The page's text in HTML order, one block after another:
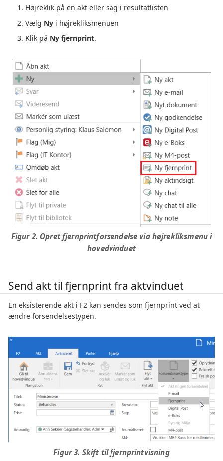
Højreklik på en akt eller sag i resultatlisten
Vælg Ny i højrekliksmenuen
Klik på Ny fjernprint.
Figur 2. Opret fjernprintforsendelse via højrekliksmenu i
hovedvinduet
Send akt til fjernprint fra aktvinduet
En eksisterende akt i F2 kan sendes som fjernprint ved at
ændre forsendelsestypen.
Figur 3. Skift til fjernprintvisning